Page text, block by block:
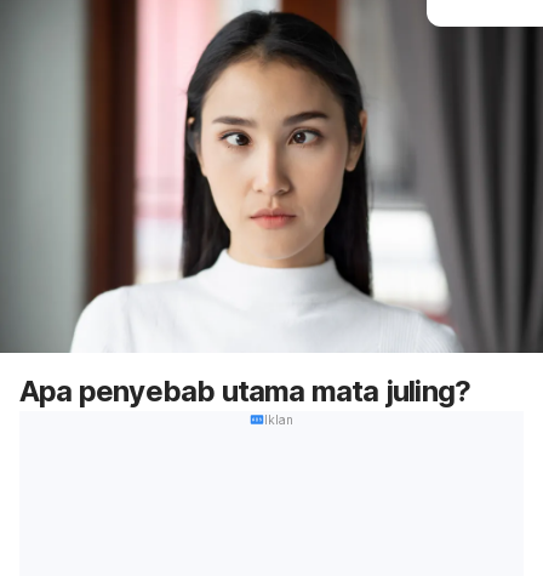
Apa penyebab utama mata juling?
Iklan